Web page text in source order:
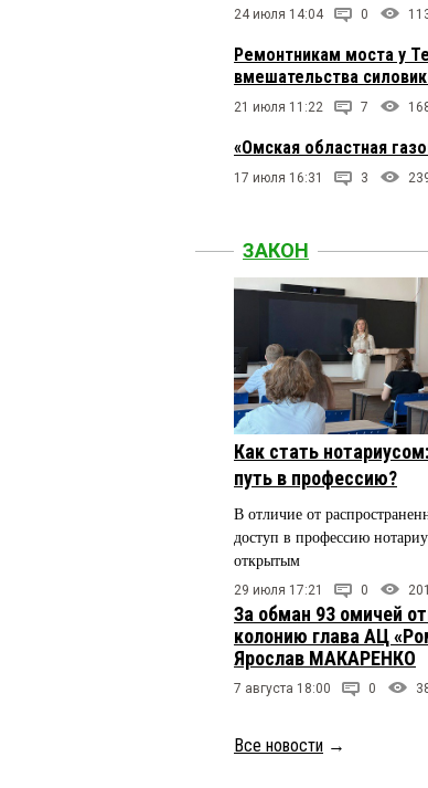
24 июля 14:04 0
Ремонтникам моста у
вмешательства
21 июля 11:22 7
«Омская областная
17 июля 16:31 3
ЗАКОН
Как стать
путь в профессию?
В отличие от
доступ в профессию
открытым
29 июля 17:21 0
За обман 93 омичей
колонию глава АЦ
Ярослав МАКАРЕНКО
7 августа 18:00 0
Все новости →